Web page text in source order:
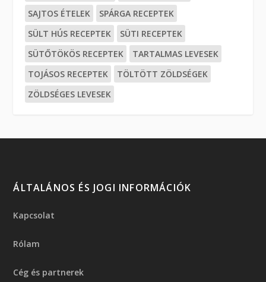
SAJTOS ÉTELEK
SPÁRGA RECEPTEK
SÜLT HÚS RECEPTEK
SÜTI RECEPTEK
SÜTŐTÖKÖS RECEPTEK
TARTALMAS LEVESEK
TOJÁSOS RECEPTEK
TÖLTÖTT ZÖLDSÉGEK
ZÖLDSÉGES LEVESEK
ÁLTALÁNOS ÉS JOGI INFORMÁCIÓK
Kapcsolat
Rólam
Cég és partnerek